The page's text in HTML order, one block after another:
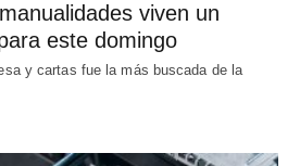
viven un
este domingo
y cartas fue la más buscada de la